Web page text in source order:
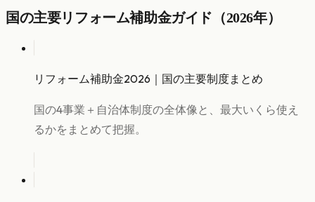
国の主要リフォーム補助金ガイド（2026年）
リフォーム補助金2026｜国の主要制度まとめ
国の4事業＋自治体制度の全体像と、最大いくら使え
るかをまとめて把握。